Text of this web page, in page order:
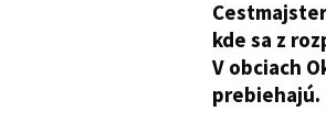
kde sa z
V obciach
prebiehajú.